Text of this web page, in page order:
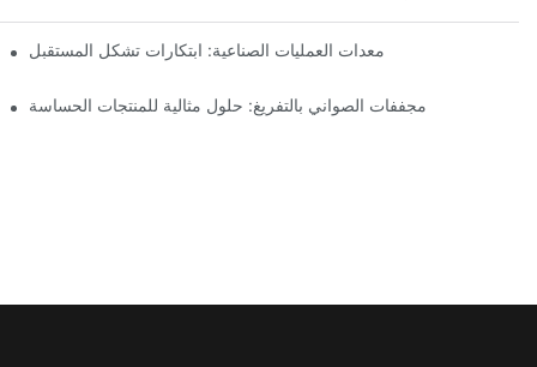
معدات العمليات الصناعية: ابتكارات تشكل المستقبل
مجففات الصواني بالتفريغ: حلول مثالية للمنتجات الحساسة